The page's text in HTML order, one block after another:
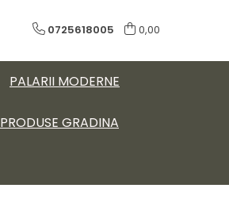
0725618005 0,00
PALARII MODERNE
PRODUSE GRADINA